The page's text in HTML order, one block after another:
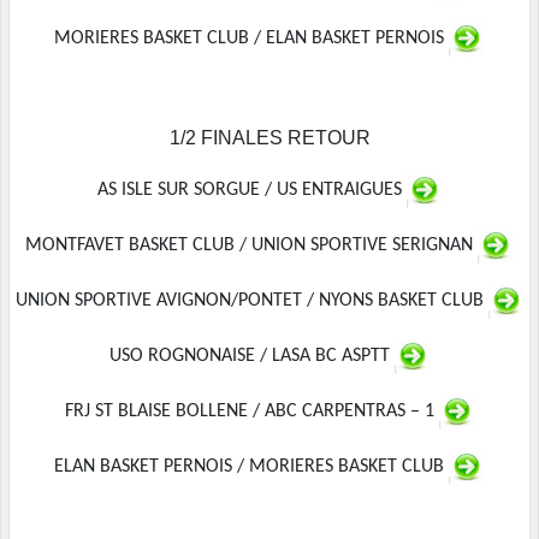
MORIERES BASKET CLUB / ELAN BASKET PERNOIS
1/2 FINALES RETOUR
AS ISLE SUR SORGUE / US ENTRAIGUES
MONTFAVET BASKET CLUB / UNION SPORTIVE SERIGNAN
UNION SPORTIVE AVIGNON/PONTET / NYONS BASKET CLUB
USO ROGNONAISE / LASA BC ASPTT
FRJ ST BLAISE BOLLENE / ABC CARPENTRAS – 1
ELAN BASKET PERNOIS / MORIERES BASKET CLUB